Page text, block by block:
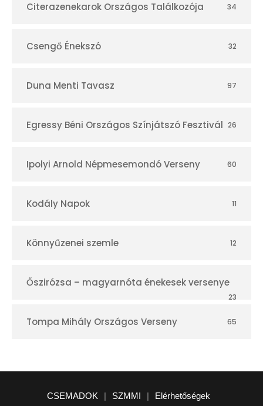
Citerazenekarok Országos Találkozója 34
Csengő Énekszó 32
Duna Menti Tavasz 97
Egressy Béni Országos Színjátszó Fesztivál 26
Ipolyi Arnold Népmesemondó Verseny 60
Kodály Napok 11
Könnyűzenei szemle 12
Őszirózsa – magyarnóta énekesek versenye
23
Tompa Mihály Országos Verseny 65
CSEMADOK | SZMMI |
Elérhetőségek